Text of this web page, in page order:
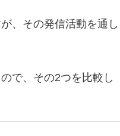
、その発信活動を通し
で、その2つを比較し